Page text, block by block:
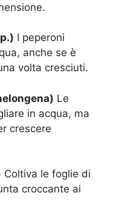
I peperoni
anche se è
volta cresciuti.
Le
in acqua, ma
crescere
Coltiva le foglie di
croccante ai